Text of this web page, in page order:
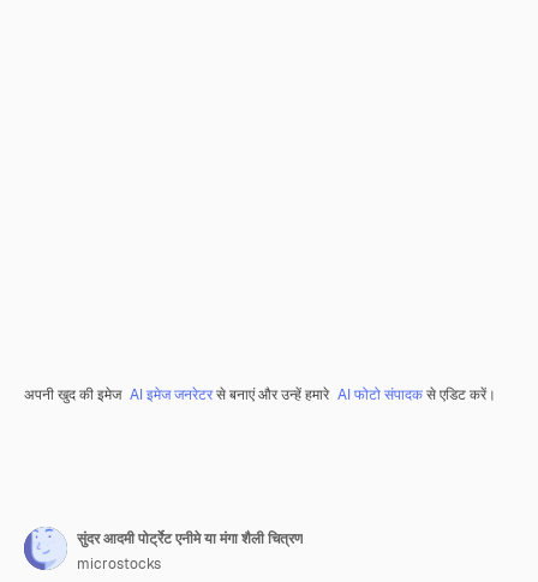
अपनी खुद की इमेज AI इमेज जनरेटरसे बनाएं और उन्हें हमारे AI फोटो संपादकसे एडिट करें।
सुंदर आदमी पोर्ट्रेट एनीमे या मंगा शैली चित्रण
microstocks